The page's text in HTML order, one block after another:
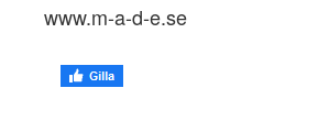
www.m-a-d-e.se